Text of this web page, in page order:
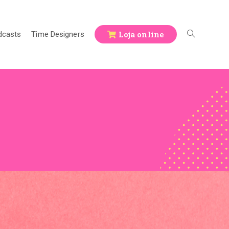
Time Designers Loja online